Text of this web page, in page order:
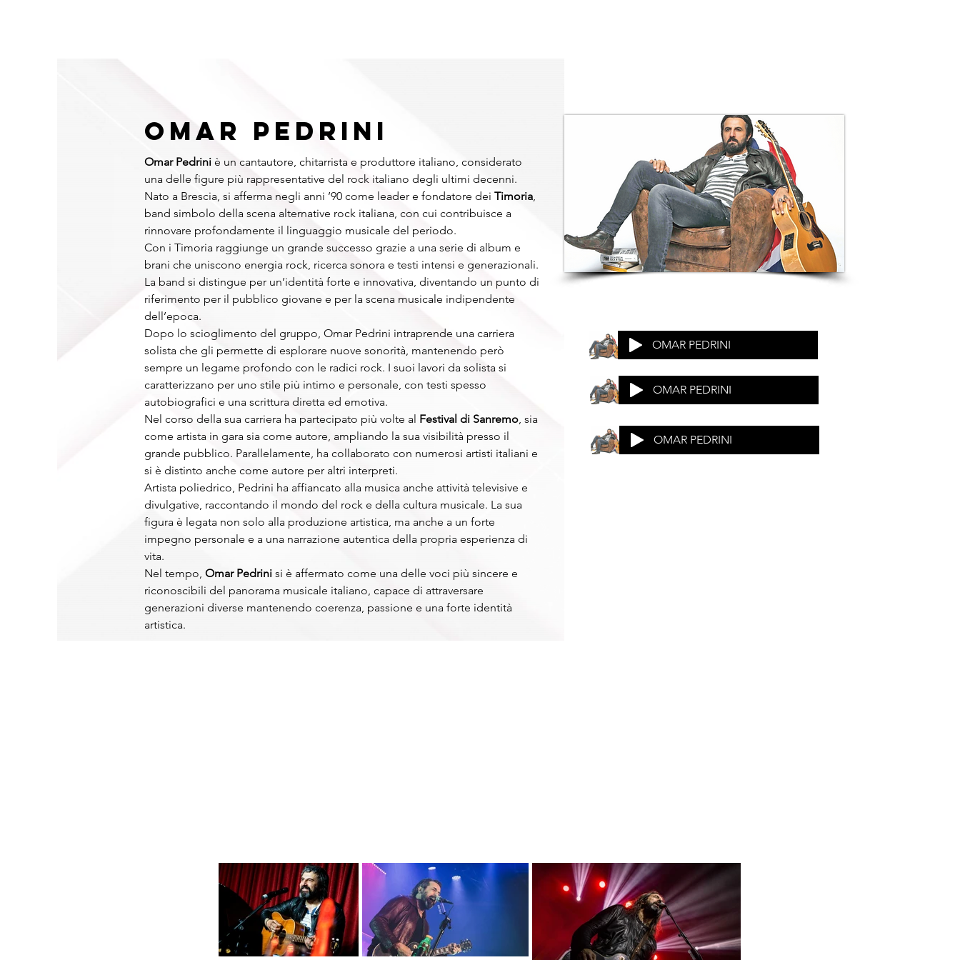
OMAR PEDRINI
Omar Pedrini è un cantautore, chitarrista e produttore italiano, considerato
una delle figure più rappresentative del rock italiano degli ultimi decenni.
Nato a Brescia, si afferma negli anni ’90 come leader e fondatore dei Timoria,
band simbolo della scena alternative rock italiana, con cui contribuisce a
rinnovare profondamente il linguaggio musicale del periodo.
Con i Timoria raggiunge un grande successo grazie a una serie di album e
brani che uniscono energia rock, ricerca sonora e testi intensi e generazionali.
La band si distingue per un’identità forte e innovativa, diventando un punto di
riferimento per il pubblico giovane e per la scena musicale indipendente
dell’epoca.
Dopo lo scioglimento del gruppo, Omar Pedrini intraprende una carriera
solista che gli permette di esplorare nuove sonorità, mantenendo però
sempre un legame profondo con le radici rock. I suoi lavori da solista si
caratterizzano per uno stile più intimo e personale, con testi spesso
autobiografici e una scrittura diretta ed emotiva.
Nel corso della sua carriera ha partecipato più volte al Festival di Sanremo, sia
come artista in gara sia come autore, ampliando la sua visibilità presso il
grande pubblico. Parallelamente, ha collaborato con numerosi artisti italiani e
si è distinto anche come autore per altri interpreti.
Artista poliedrico, Pedrini ha affiancato alla musica anche attività televisive e
divulgative, raccontando il mondo del rock e della cultura musicale. La sua
figura è legata non solo alla produzione artistica, ma anche a un forte
impegno personale e a una narrazione autentica della propria esperienza di
vita.
Nel tempo, Omar Pedrini si è affermato come una delle voci più sincere e
riconoscibili del panorama musicale italiano, capace di attraversare
generazioni diverse mantenendo coerenza, passione e una forte identità
artistica.
OMAR PEDRINI
OMAR PEDRINI
OMAR PEDRINI